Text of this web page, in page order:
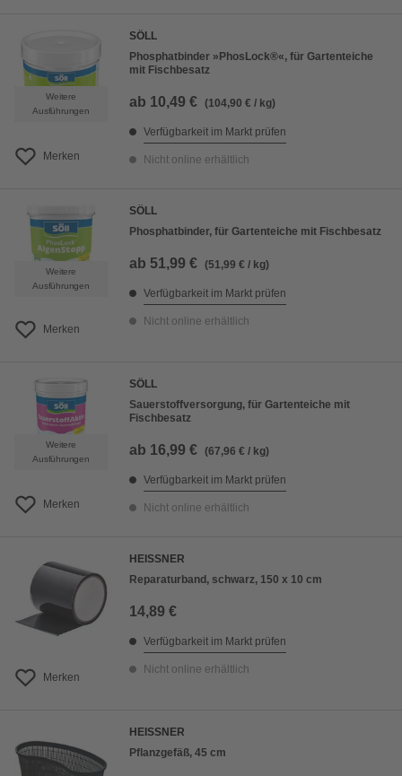
Weitere
Ausführungen
Merken
SÖLL
Phosphatbinder »PhosLock®«, für Gartenteiche
mit Fischbesatz
ab 10,49 € (104,90 € / kg)
Verfügbarkeit im Markt prüfen
Nicht online erhältlich
Weitere
Ausführungen
Merken
SÖLL
Phosphatbinder, für Gartenteiche mit Fischbesatz
ab 51,99 € (51,99 € / kg)
Verfügbarkeit im Markt prüfen
Nicht online erhältlich
Weitere
Ausführungen
Merken
SÖLL
Sauerstoffversorgung, für Gartenteiche mit
Fischbesatz
ab 16,99 € (67,96 € / kg)
Verfügbarkeit im Markt prüfen
Nicht online erhältlich
Merken
HEISSNER
Reparaturband, schwarz, 150 x 10 cm
14,89 €
Verfügbarkeit im Markt prüfen
Nicht online erhältlich
HEISSNER
Pflanzgefäß, 45 cm